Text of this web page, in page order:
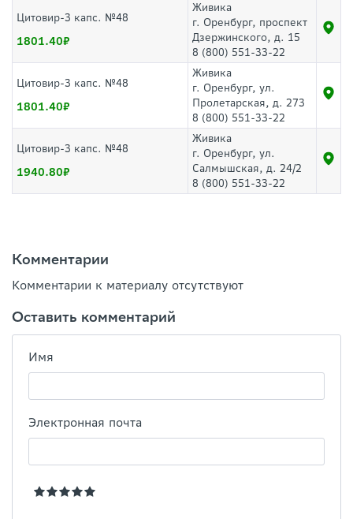
Цитовир-3 капс. №48
1801.40
Живика
г. Оренбург, проспект
Дзержинского, д. 15
8 (800) 551-33-22
Цитовир-3 капс. №48
1801.40
Живика
г. Оренбург, ул.
Пролетарская, д. 273
8 (800) 551-33-22
Цитовир-3 капс. №48
1940.80
Живика
г. Оренбург, ул.
Салмышская, д. 24/2
8 (800) 551-33-22
Комментарии
Комментарии к материалу отсутствуют
Оставить комментарий
Имя
Электронная почта